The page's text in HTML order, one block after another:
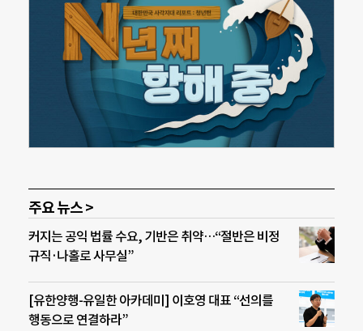
주요 뉴스 >
커지는 공익 법률 수요, 기반은 취약…“절반은 비정
규직·나홀로 사무실”
[유한양행-유일한 아카데미] 이호영 대표 “선의를
행동으로 연결하라”